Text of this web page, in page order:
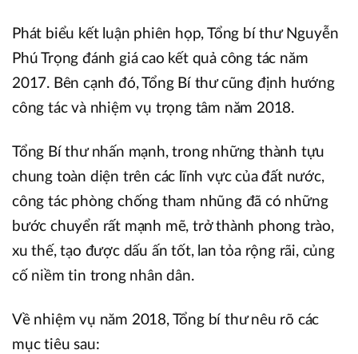
Phát biểu kết luận phiên họp, Tổng bí thư Nguyễn
Phú Trọng đánh giá cao kết quả công tác năm
2017. Bên cạnh đó, Tổng Bí thư cũng định hướng
công tác và nhiệm vụ trọng tâm năm 2018.
Tổng Bí thư nhấn mạnh, trong những thành tựu
chung toàn diện trên các lĩnh vực của đất nước,
công tác phòng chống tham nhũng đã có những
bước chuyển rất mạnh mẽ, trở thành phong trào,
xu thế, tạo được dấu ấn tốt, lan tỏa rộng rãi, củng
cố niềm tin trong nhân dân.
Về nhiệm vụ năm 2018, Tổng bí thư nêu rõ các
mục tiêu sau: